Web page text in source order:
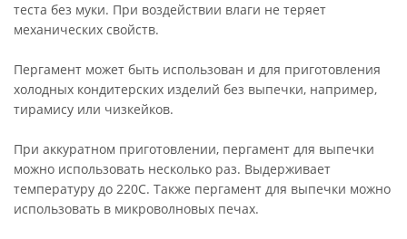
теста без муки. При воздействии влаги не теряет
механических свойств.
Пергамент может быть использован и для приготовления
холодных кондитерских изделий без выпечки, например,
тирамису или чизкейков.
При аккуратном приготовлении, пергамент для выпечки
можно использовать несколько раз. Выдерживает
температуру до 220С. Также пергамент для выпечки можно
использовать в микроволновых печах.